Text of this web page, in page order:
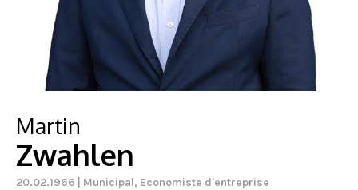
Martin
Zwahlen
20.02.1966 | Municipal, Economiste d'entreprise